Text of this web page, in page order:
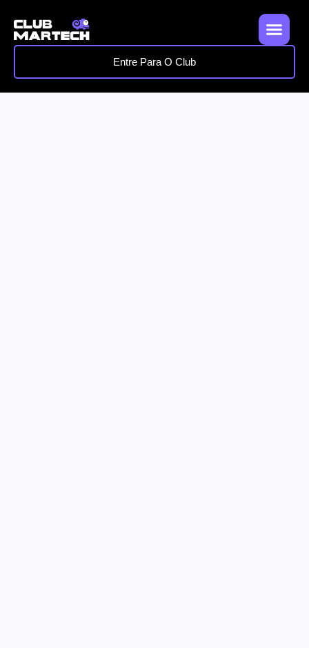
Entre Para O Club